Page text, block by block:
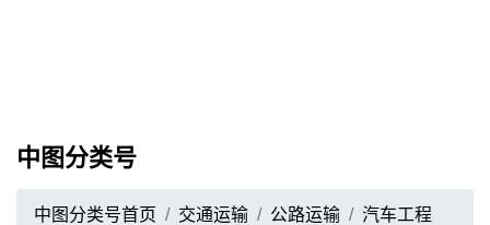
中图分类号
中图分类号首页 交通运输 公路运输
汽车工程